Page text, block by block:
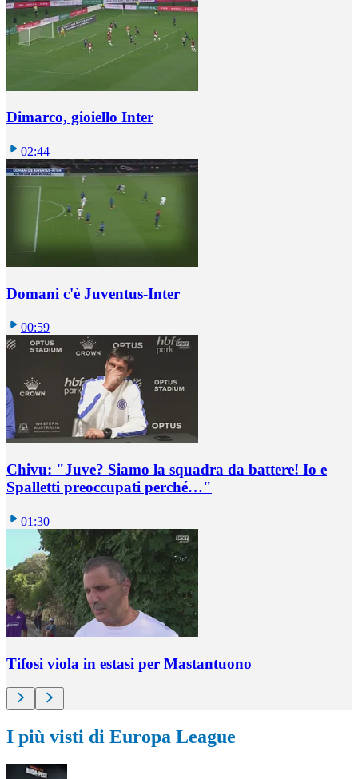
Dimarco, gioiello Inter
02:44
Domani c'è Juventus-Inter
00:59
Chivu: "Juve? Siamo la squadra da battere! Io e
Spalletti preoccupati perché…"
01:30
Tifosi viola in estasi per Mastantuono
I più visti di Europa League